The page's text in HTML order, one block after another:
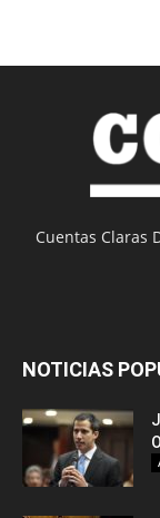
Cuentas Claras
NOTICIAS